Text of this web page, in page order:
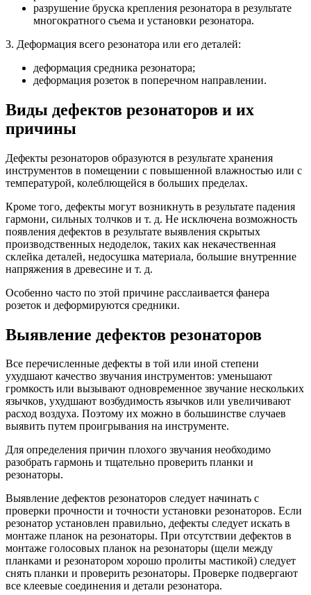
разрушение бруска крепления резонатора в результате
многократного съема и установки резонатора.
3. Деформация всего резонатора или его деталей:
деформация средника резонатора;
деформация розеток в поперечном направлении.
Виды дефектов резонаторов и их
причины
Дефекты резонаторов образуются в результате хранения
инструментов в помещении c повышенной влажностью или c
температурой, колеблющейся в больших пределах.
Кроме того, дефекты могут возникнуть в результате падения
гармони, сильных толчков и т. д. Не исключена возможность
появления дефектов в результате выявления скрытых
производственных недоделок, таких как некачественная
склейка деталей, недосушка материала, большие внутренние
напряжения в древесине и т. д.
Особенно часто по этой причине расслаивается фанера
розеток и деформируются средники.
Выявление дефектов резонаторов
Все перечисленные дефекты в той или иной степени
ухудшают качество звучания инструментов: уменьшают
громкость или вызывают одновременное звучание нескольких
язычков, ухудшают возбудимость язычков или увеличивают
расход воздуха. Поэтому их можно в большинстве случаев
выявить путем проигрывания на инструменте.
Для определения причин плохого звучания необходимо
разобрать гармонь и тщательно проверить планки и
резонаторы.
Выявление дефектов резонаторов следует начинать с
проверки прочности и точности установки резонаторов. Если
резонатор установлен правильно, дефекты следует искать в
монтаже планок на резонаторы. При отсутствии дефектов в
монтаже голосовых планок на резонаторы (щели между
планками и резонатором хорошо пролиты мастикой) следует
снять планки и проверить резонаторы. Проверке подвергают
все клеевые соединения и детали резонатора.